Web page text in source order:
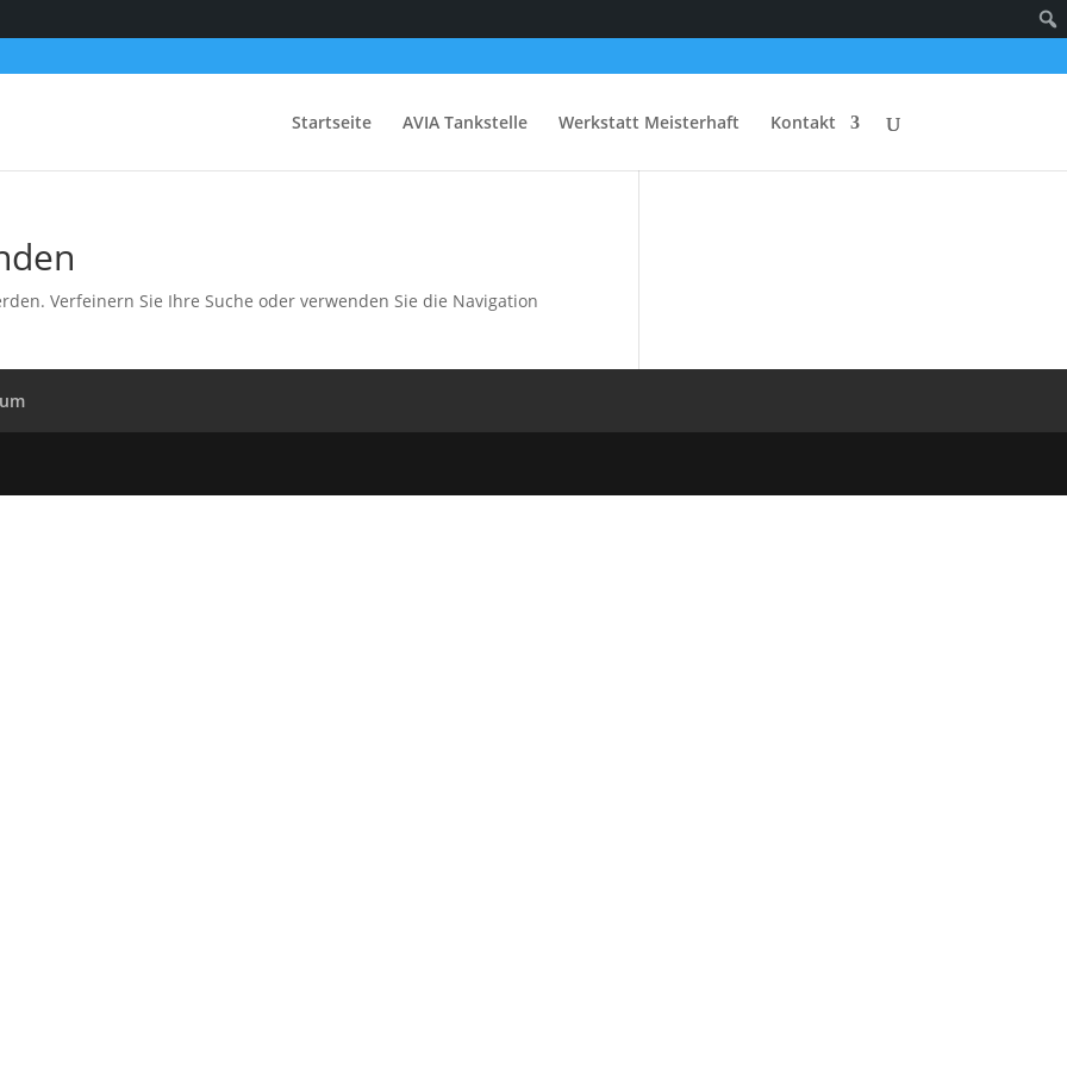
Startseite AVIA Tankstelle Werkstatt Meisterhaft Kontakt
Verfeinern Sie Ihre Suche oder verwenden Sie die Navigation